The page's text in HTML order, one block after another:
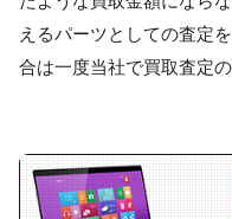
えるパーツとしての査定
合は一度当社で買取査定